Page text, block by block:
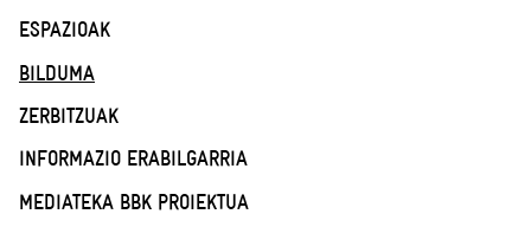
ESPAZIOAK
BILDUMA
ZERBITZUAK
INFORMAZIO ERABILGARRIA
MEDIATEKA BBK PROIEKTUA